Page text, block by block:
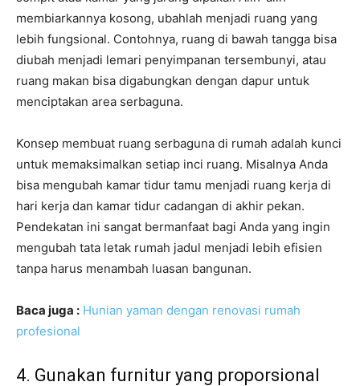
membiarkannya kosong, ubahlah menjadi ruang yang
lebih fungsional. Contohnya, ruang di bawah tangga bisa
diubah menjadi lemari penyimpanan tersembunyi, atau
ruang makan bisa digabungkan dengan dapur untuk
menciptakan area serbaguna.
Konsep membuat ruang serbaguna di rumah adalah kunci
untuk memaksimalkan setiap inci ruang. Misalnya Anda
bisa mengubah kamar tidur tamu menjadi ruang kerja di
hari kerja dan kamar tidur cadangan di akhir pekan.
Pendekatan ini sangat bermanfaat bagi Anda yang ingin
mengubah tata letak rumah jadul menjadi lebih efisien
tanpa harus menambah luasan bangunan.
Baca juga : Hunian yaman dengan renovasi rumah
profesional
4. Gunakan furnitur yang proporsional